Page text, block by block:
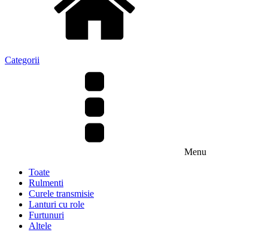
Categorii
Menu
Toate
Rulmenti
Curele transmisie
Lanturi cu role
Furtunuri
Altele